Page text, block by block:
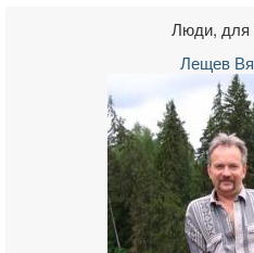
Люди, для
Лещев